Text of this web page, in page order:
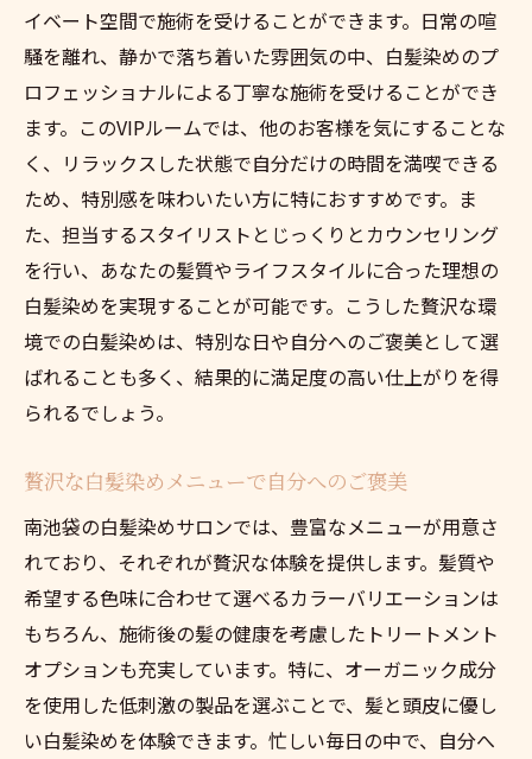
イベート空間で施術を受けることができます。日常の喧
騒を離れ、静かで落ち着いた雰囲気の中、白髪染めのプ
ロフェッショナルによる丁寧な施術を受けることができ
ます。このVIPルームでは、他のお客様を気にすることな
く、リラックスした状態で自分だけの時間を満喫できる
ため、特別感を味わいたい方に特におすすめです。ま
た、担当するスタイリストとじっくりとカウンセリング
を行い、あなたの髪質やライフスタイルに合った理想の
白髪染めを実現することが可能です。こうした贅沢な環
境での白髪染めは、特別な日や自分へのご褒美として選
ばれることも多く、結果的に満足度の高い仕上がりを得
られるでしょう。
贅沢な白髪染めメニューで自分へのご褒美
南池袋の白髪染めサロンでは、豊富なメニューが用意さ
れており、それぞれが贅沢な体験を提供します。髪質や
希望する色味に合わせて選べるカラーバリエーションは
もちろん、施術後の髪の健康を考慮したトリートメント
オプションも充実しています。特に、オーガニック成分
を使用した低刺激の製品を選ぶことで、髪と頭皮に優し
い白髪染めを体験できます。忙しい毎日の中で、自分へ